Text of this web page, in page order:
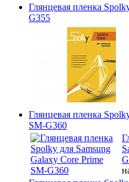
Глянцевая пленка
G355
Глянцевая пленка
SM-G360